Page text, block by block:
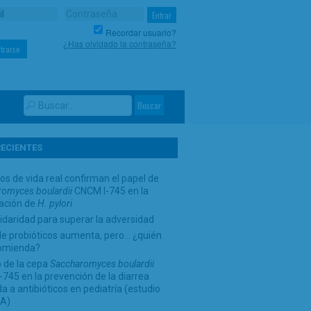
Recordar usuario?
¿Has olvidado la contraseña?
de vida real confirman el papel de
boulardii CNCM I-745 en la
de H. pylori
para superar la adversidad
probióticos aumenta, pero… ¿quién
de la cepa Saccharomyces boulardii
745 en la prevención de la diarrea
a antibióticos en pediatría (estudio